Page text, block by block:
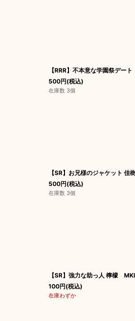
【RRR】不本意な学園祭デ
500円(税込)
在庫数 3個
【SR】お兄様のジャケット
500円(税込)
在庫数 3個
【SR】強力な助っ人 檸檬
100円(税込)
在庫わずか